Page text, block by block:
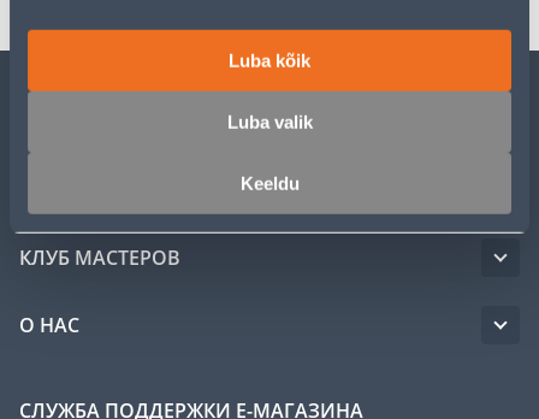
Luba kõik
Luba valik
Keeldu
ОБСЛУЖИВАНИЕ ЧАСТНЫХ КЛИЕНТОВ
КЛУБ МАСТЕРОВ
О НАС
СЛУЖБА ПОДДЕРЖКИ Е-МАГАЗИНА